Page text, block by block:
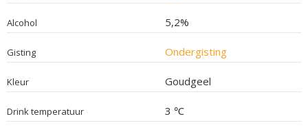
Alcohol 5,2%
Gisting Ondergisting
Kleur Goudgeel
Drink temperatuur 3 ℃